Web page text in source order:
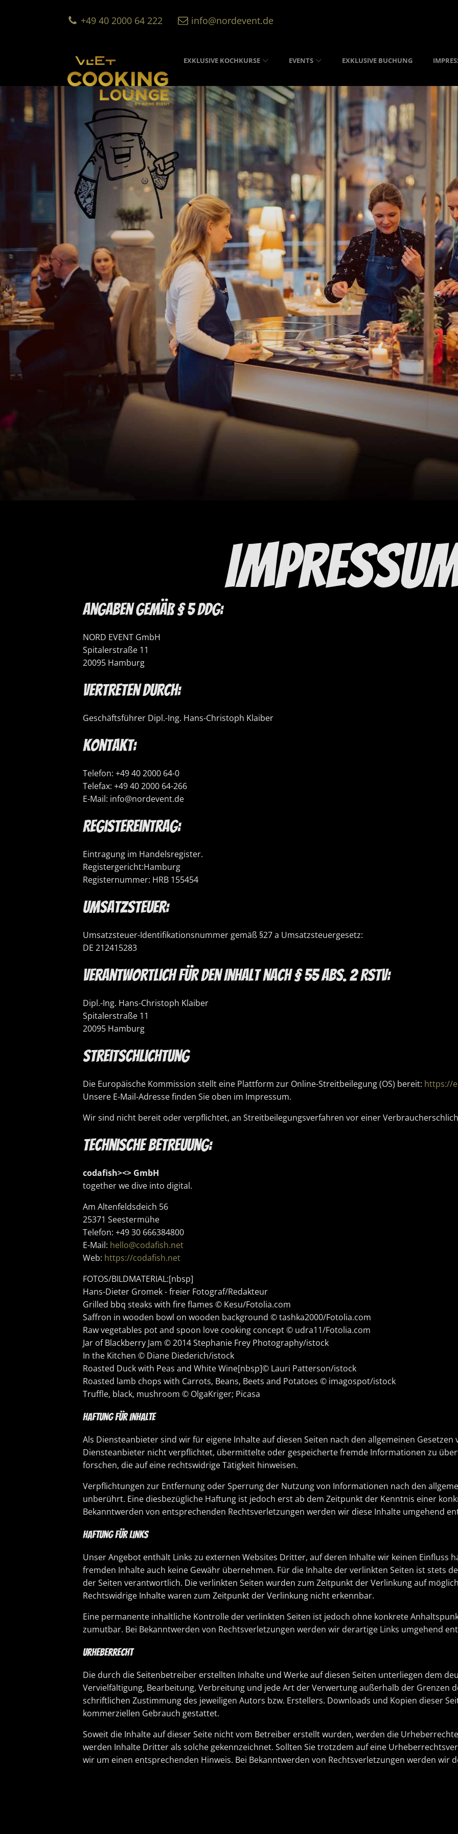
+49 40 2000 64 222 info@nordevent.de
EXKLUSIVE KOCHKURSE EVENTS EXKLUSIVE BUCHUNG
Angaben gemäß § 5 DDG:
NORD EVENT GmbH
Spitalerstraße 11
20095 Hamburg
Vertreten durch:
Geschäftsführer Dipl.-Ing. Hans-Christoph Klaiber
Kontakt:
Telefon: +49 40 2000 64-0
Telefax: +49 40 2000 64-266
E-Mail: info@nordevent.de
Registereintrag:
Eintragung im Handelsregister.
Registergericht:Hamburg
Registernummer: HRB 155454
Umsatzsteuer:
Umsatzsteuer-Identifikationsnummer gemäß §27 a Umsatzsteuergesetz:
DE 212415283
Verantwortlich für den Inhalt nach § 55 Abs. 2 RStV:
Dipl.-Ing. Hans-Christoph Klaiber
Spitalerstraße 11
20095 Hamburg
Streitschlichtung
Die Europäische Kommission stellt eine Plattform zur Online-Streitbeilegung (OS) bereit: https://
Unsere E-Mail-Adresse finden Sie oben im Impressum.
Wir sind nicht bereit oder verpflichtet, an Streitbeilegungsverfahren vor einer
Technische Betreuung:
codafish><> GmbH
together we dive into digital.
Am Altenfeldsdeich 56
25371 Seestermühe
Telefon: +49 30 666384800
E-Mail: hello@codafish.net
Web: https://codafish.net
FOTOS/BILDMATERIAL:[nbsp]
Hans-Dieter Gromek - freier Fotograf/Redakteur
Grilled bbq steaks with fire flames © Kesu/Fotolia.com
Saffron in wooden bowl on wooden background © tashka2000/Fotolia.com
Raw vegetables pot and spoon love cooking concept © udra11/Fotolia.com
Jar of Blackberry Jam © 2014 Stephanie Frey Photography/istock
In the Kitchen © Diane Diederich/istock
Roasted Duck with Peas and White Wine[nbsp]© Lauri Patterson/istock
Roasted lamb chops with Carrots, Beans, Beets and Potatoes © imagospot/istock
Truffle, black, mushroom © OlgaKriger; Picasa
Haftung für Inhalte
Als Diensteanbieter sind wir für eigene Inhalte auf diesen Seiten nach den allgemeinen
Diensteanbieter nicht verpflichtet, übermittelte oder gespeicherte fremde Informationen zu
forschen, die auf eine rechtswidrige Tätigkeit hinweisen.
Verpflichtungen zur Entfernung oder Sperrung der Nutzung von Informationen nach den
unberührt. Eine diesbezügliche Haftung ist jedoch erst ab dem Zeitpunkt der Kenntnis einer
Bekanntwerden von entsprechenden Rechtsverletzungen werden wir diese Inhalte umgehend
Haftung für Links
Unser Angebot enthält Links zu externen Websites Dritter, auf deren Inhalte wir keinen Einfluss
fremden Inhalte auch keine Gewähr übernehmen. Für die Inhalte der verlinkten Seiten ist stets
der Seiten verantwortlich. Die verlinkten Seiten wurden zum Zeitpunkt der Verlinkung auf
Rechtswidrige Inhalte waren zum Zeitpunkt der Verlinkung nicht erkennbar.
Eine permanente inhaltliche Kontrolle der verlinkten Seiten ist jedoch ohne konkrete
zumutbar. Bei Bekanntwerden von Rechtsverletzungen werden wir derartige Links umgehend
Urheberrecht
Die durch die Seitenbetreiber erstellten Inhalte und Werke auf diesen Seiten unterliegen dem
Vervielfältigung, Bearbeitung, Verbreitung und jede Art der Verwertung außerhalb der Grenzen
schriftlichen Zustimmung des jeweiligen Autors bzw. Erstellers. Downloads und Kopien dieser
kommerziellen Gebrauch gestattet.
Soweit die Inhalte auf dieser Seite nicht vom Betreiber erstellt wurden, werden die
werden Inhalte Dritter als solche gekennzeichnet. Sollten Sie trotzdem auf eine
wir um einen entsprechenden Hinweis. Bei Bekanntwerden von Rechtsverletzungen werden wir